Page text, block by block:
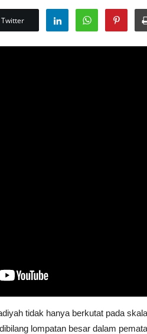
Twitter
tidak hanya berkutat pada
lompatan besar dalam